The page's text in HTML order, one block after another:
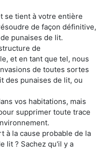
se tient à votre entière
de façon définitive,
punaises de lit.
de
et en tant que tel, nous
de toutes sortes
des punaises de lit, ou
vos habitations, mais
supprimer toute trace
à la cause probable de la
lit ? Sachez qu'il y a